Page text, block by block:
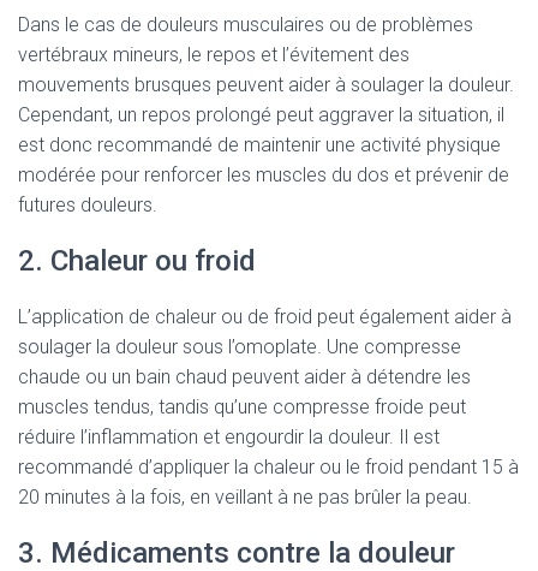
Dans le cas de douleurs musculaires ou de problèmes
vertébraux mineurs, le repos et l’évitement des
mouvements brusques peuvent aider à soulager la douleur.
Cependant, un repos prolongé peut aggraver la situation, il
est donc recommandé de maintenir une activité physique
modérée pour renforcer les muscles du dos et prévenir de
futures douleurs.
2. Chaleur ou froid
L’application de chaleur ou de froid peut également aider à
soulager la douleur sous l’omoplate. Une compresse
chaude ou un bain chaud peuvent aider à détendre les
muscles tendus, tandis qu’une compresse froide peut
réduire l’inflammation et engourdir la douleur. Il est
recommandé d’appliquer la chaleur ou le froid pendant 15 à
20 minutes à la fois, en veillant à ne pas brûler la peau.
3. Médicaments contre la douleur